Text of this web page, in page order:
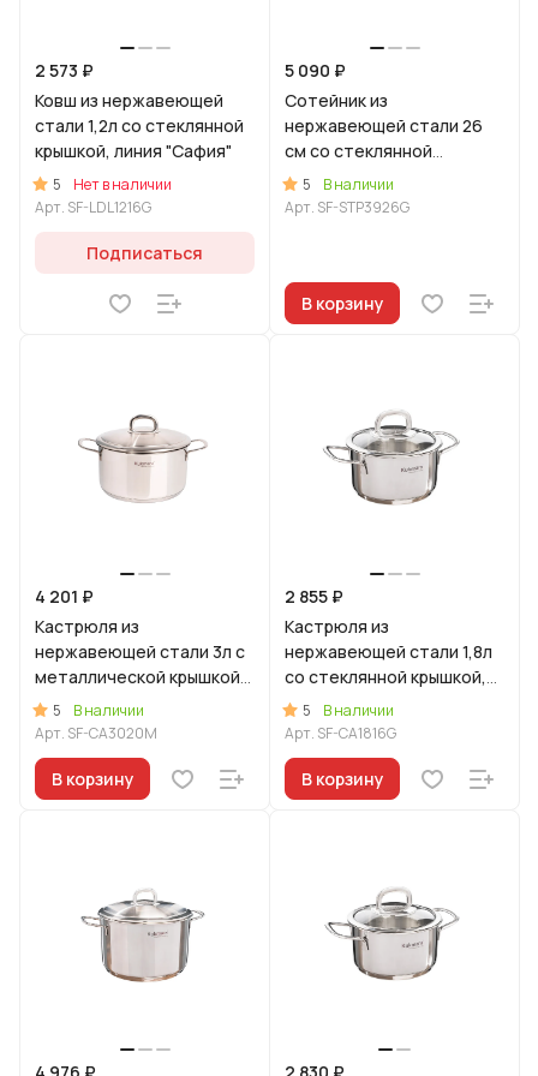
2 573 ₽
Ковш из нержавеющей
стали 1,2л со стеклянной
крышкой, линия "Сафия"
5
Нет в наличии
Арт. SF-LDL1216G
Подписаться
5 090 ₽
Сотейник из
нержавеющей стали 26
см со стеклянной
крышкой, линия "Сафия"
5
В наличии
Арт. SF-STP3926G
В корзину
4 201 ₽
Кастрюля из
нержавеющей стали 3л с
металлической крышкой,
линия "Сафия"
5
В наличии
Арт. SF-CA3020M
В корзину
2 855 ₽
Кастрюля из
нержавеющей стали 1,8л
со стеклянной крышкой,
линия "Сафия"
5
В наличии
Арт. SF-CA1816G
В корзину